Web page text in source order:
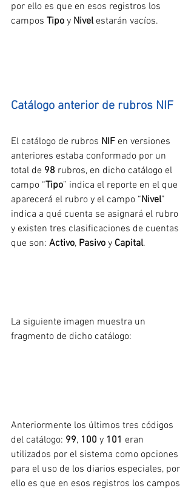
por ello es que en esos registros los
campos Tipo y Nivel estarán vacíos.
Catálogo anterior de rubros NIF
El catálogo de rubros NIF en versiones
anteriores estaba conformado por un
total de 98 rubros, en dicho catálogo el
campo “Tipo” indica el reporte en el que
aparecerá el rubro y el campo “Nivel”
indica a qué cuenta se asignará el rubro
y existen tres clasificaciones de cuentas
que son: Activo, Pasivo y Capital.
La siguiente imagen muestra un
fragmento de dicho catálogo:
Anteriormente los últimos tres códigos
del catálogo: 99, 100 y 101 eran
utilizados por el sistema como opciones
para el uso de los diarios especiales, por
ello es que en esos registros los campos